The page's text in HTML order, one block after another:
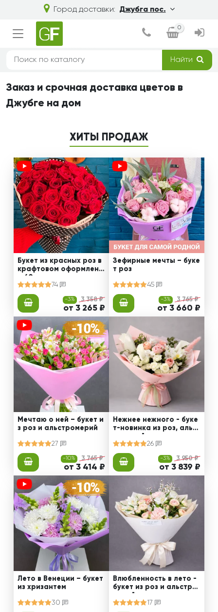
Город доставки: Джубга пос.
0
Найти
Заказ и срочная доставка цветов в
Джубге на дом
ХИТЫ ПРОДАЖ
Букет из красных роз в
крафтовом оформлени
и 60 см
74
-3% 3 358 ₽
от 3 265 ₽
Зефирные мечты – буке
т роз
45
-3% 3 765 ₽
от 3 660 ₽
Мечтаю о ней – букет и
з роз и альстромерий
27
-10% 3 765 ₽
от 3 414 ₽
Нежнее нежного - буке
т-новинка из роз, альст
ромерий и калл
26
-3% 3 950 ₽
от 3 839 ₽
Лето в Венеции – букет
из хризантем
30
Влюбленность в лето -
букет из роз и альстро
мерий
17